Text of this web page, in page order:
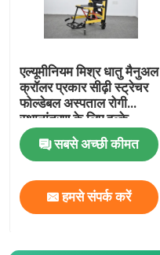
एल्यूमीनियम मिश्र धातु मैनुअल
क्रॉलर प्रकार सीढ़ी स्ट्रेचर
फोल्डेबल अस्पताल रोगी
स्थानांतरण के लिए हल्के
सबसे अच्छी कीमत
हमसे संपर्क करें